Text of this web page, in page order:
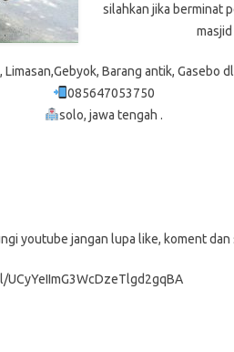
silahkan jika berminat
Barang antik, Gasebo
085647053750
solo, jawa tengah .
youtube jangan lupa like, koment dan